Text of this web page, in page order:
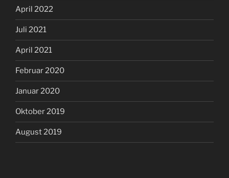
April 2022
Juli 2021
April 2021
Februar 2020
Januar 2020
Oktober 2019
August 2019